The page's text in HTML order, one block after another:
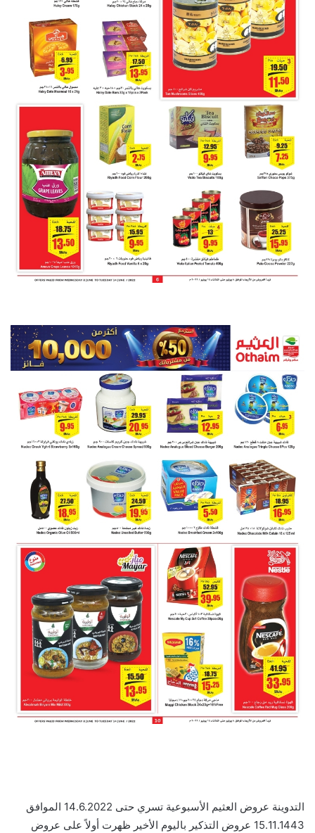
التدوينة عروض العثيم الأسبوعية تسري حتى 14.6.2022 الموافق
15.11.1443 عروض التذكير باليوم الأخير ظهرت أولاً على عروض